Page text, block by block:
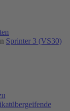
Sprinter 3 (VS30)